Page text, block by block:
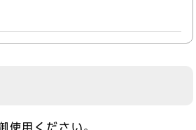
使用ください。